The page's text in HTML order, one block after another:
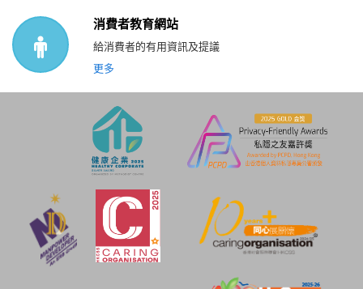
消費者教育網站
給消費者的有用資訊及提議
更多